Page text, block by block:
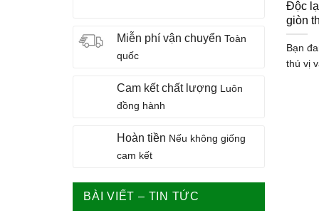
Miễn phí vận chuyển Toàn
quốc
Cam kết chất lượng Luôn
đồng hành
Hoàn tiền Nếu không giống
cam kết
BÀI VIẾT – TIN TỨC
Độc
giòn
Bạn
thú vị